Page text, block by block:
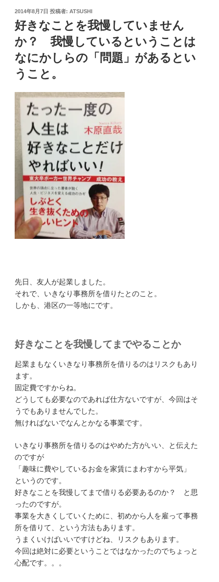
投
稿
日:
2014年8月7日 投稿者: ATSUSHI
好きなことを我慢していません
か？ 我慢しているということは
なにかしらの「問題」があるとい
うこと。
先日、友人が起業しました。
それで、いきなり事務所を借りたとのこと。
しかも、港区の一等地にです。
好きなことを我慢してまでやることか
起業まもなくいきなり事務所を借りるのはリスクもあり
ます。
固定費ですからね。
どうしても必要なのであれば仕方ないですが、今回はそ
うでもありませんでした。
無ければないでなんとかなる事業です。
いきなり事務所を借りるのはやめた方がいい、と伝えた
のですが
「趣味に費やしているお金を家賃にまわすから平気」
というのです。
好きなことを我慢してまで借りる必要あるのか？ と思
ったのですが。
事業を大きくしていくために、初めから人を雇って事務
所を借りて、という方法もあります。
うまくいけばいいですけどね、リスクもあります。
今回は絶対に必要ということではなかったのでちょっと
心配です。。。